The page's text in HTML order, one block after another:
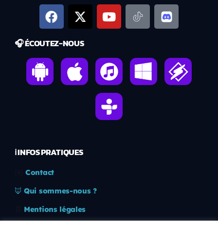
🎧 ÉCOUTEZ-NOUS
ℹ️ INFOS PRATIQUES
Contact
🦊 Qui sommes-nous ?
Mentions légales